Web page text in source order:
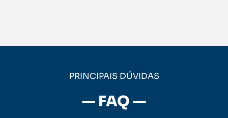
PRINCIPAIS DÚVIDAS
— FAQ —